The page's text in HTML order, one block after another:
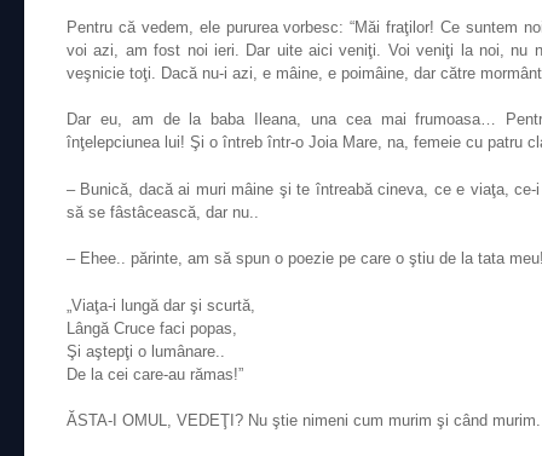
Pentru că vedem, ele pururea vorbesc: “Măi fraţilor! Ce suntem
voi azi, am fost noi ieri. Dar uite aici veniţi. Voi veniţi la noi, nu
veşnicie toţi. Dacă nu-i azi, e mâine, e poimâine, dar către
Dar eu, am de la baba Ileana, una cea mai frumoasa…
înţelepciunea lui! Şi o întreb într-o Joia Mare, na, femeie cu patru
– Bunică, dacă ai muri mâine şi te întreabă cineva, ce e viaţa,
să se fâstâcească, dar nu..
– Ehee.. părinte, am să spun o poezie pe care o ştiu de la tata
„Viaţa-i lungă dar şi scurtă,
Lângă Cruce faci popas,
Şi aştepţi o lumânare..
De la cei care-au rămas!”
ĂSTA-I OMUL, VEDEŢI? Nu ştie nimeni cum murim şi când murim.